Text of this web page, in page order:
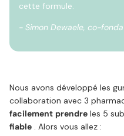
cette formule.
- Simon Dewaele, co-
Nous avons développé les
collaboration avec 3
facilement prendre les 5
fiable . Alors vous allez :